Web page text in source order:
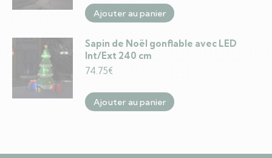
Ajouter au panier
Sapin de Noël gonflable avec LED
Int/Ext 240 cm
74.75€
Ajouter au panier